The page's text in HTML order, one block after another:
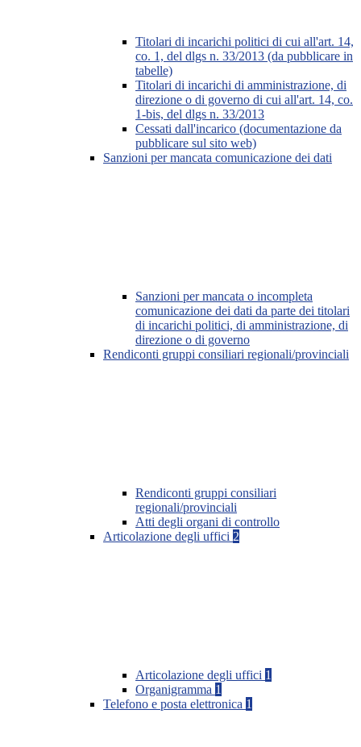
Titolari di incarichi politici di cui all'art. 14,
co. 1, del dlgs n. 33/2013 (da pubblicare in
tabelle)
Titolari di incarichi di amministrazione, di
direzione o di governo di cui all'art. 14, co.
1-bis, del dlgs n. 33/2013
Cessati dall'incarico (documentazione da
pubblicare sul sito web)
Sanzioni per mancata comunicazione dei dati
Sanzioni per mancata o incompleta
comunicazione dei dati da parte dei titolari
di incarichi politici, di amministrazione, di
direzione o di governo
Rendiconti gruppi consiliari regionali/provinciali
Rendiconti gruppi consiliari
regionali/provinciali
Atti degli organi di controllo
Articolazione degli uffici 2
Articolazione degli uffici 1
Organigramma 1
Telefono e posta elettronica 1